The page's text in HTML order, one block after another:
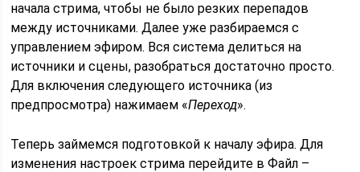
начала стрима, чтобы не было резких перепадов
между источниками. Далее уже разбираемся с
управлением эфиром. Вся система делиться на
источники и сцены, разобраться достаточно просто.
Для включения следующего источника (из
предпросмотра) нажимаем «Переход».
Теперь займемся подготовкой к началу эфира. Для
изменения настроек стрима перейдите в Файл –